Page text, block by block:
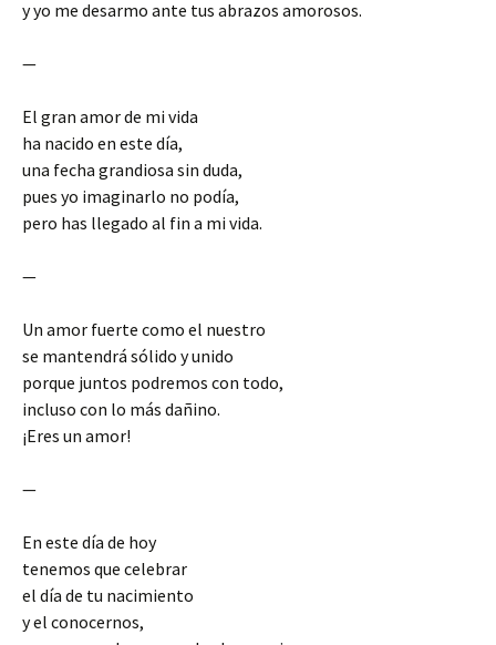
y yo me desarmo ante tus abrazos amorosos.
—
El gran amor de mi vida
ha nacido en este día,
una fecha grandiosa sin duda,
pues yo imaginarlo no podía,
pero has llegado al fin a mi vida.
—
Un amor fuerte como el nuestro
se mantendrá sólido y unido
porque juntos podremos con todo,
incluso con lo más dañino.
¡Eres un amor!
—
En este día de hoy
tenemos que celebrar
el día de tu nacimiento
y el conocernos,